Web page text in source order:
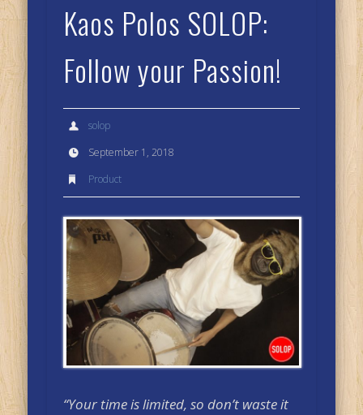
Kaos Polos SOLOP:
Follow your Passion!
solop
September 1, 2018
Product
“Your time is limited, so don’t waste it